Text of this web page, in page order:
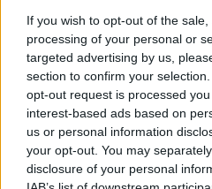
If you wish to opt-out of the
processing of your personal or
targeted advertising by us,
section to confirm your
opt-out request is processed
interest-based ads based on
us or personal information
your opt-out. You may
disclosure of your personal
ΓΥΝΑΙΚΑ 13/12/2025 09:01
Μόνιμη κούραση,
Μπορεί να φταίει η